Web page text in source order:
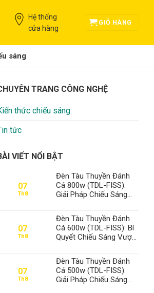
Hệ thống
cửa hàng
GIỎ HÀNG
sáng
TRANG CÔNG NGHỆ
thức chiếu sáng
tức
VIẾT NỔI BẬT
07
Th8
Đèn Tàu Thuyền Đánh
Cá 800w (TDL-FISS):
Giải Pháp Chiếu Sáng
Thế Số 1 Thanh Đạt LED
07
Th8
Đèn Tàu Thuyền Đánh
Cá 600w (TDL-FISS): Bí
Quyết Chiếu Sáng Vượt
Số 1 Thanh Đạt LED
07
Th8
Đèn Tàu Thuyền Đánh
Cá 500w (TDL-FISS):
Giải Pháp Chiếu Sáng